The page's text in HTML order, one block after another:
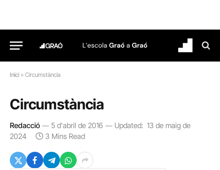
Inici » Circumstància
Circumstància
Redacció 5 d'abril de 2016 Updated: 13 de maig de
2024
3 Mins Read